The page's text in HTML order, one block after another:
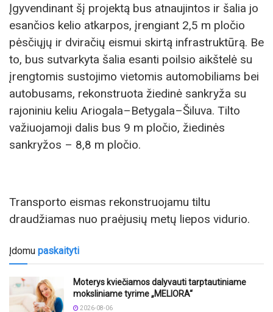
Įgyvendinant šį projektą bus atnaujintos ir šalia jo
esančios kelio atkarpos, įrengiant 2,5 m pločio
pėsčiųjų ir dviračių eismui skirtą infrastruktūrą. Be
to, bus sutvarkyta šalia esanti poilsio aikštelė su
įrengtomis sustojimo vietomis automobiliams bei
autobusams, rekonstruota žiedinė sankryža su
rajoniniu keliu Ariogala–Betygala–Šiluva. Tilto
važiuojamoji dalis bus 9 m pločio, žiedinės
sankryžos – 8,8 m pločio.
Transporto eismas rekonstruojamu tiltu
draudžiamas nuo praėjusių metų liepos vidurio.
Įdomu paskaityti
Moterys kviečiamos dalyvauti tarptautiniame
moksliniame tyrime „MELIORA“
2026-08-06